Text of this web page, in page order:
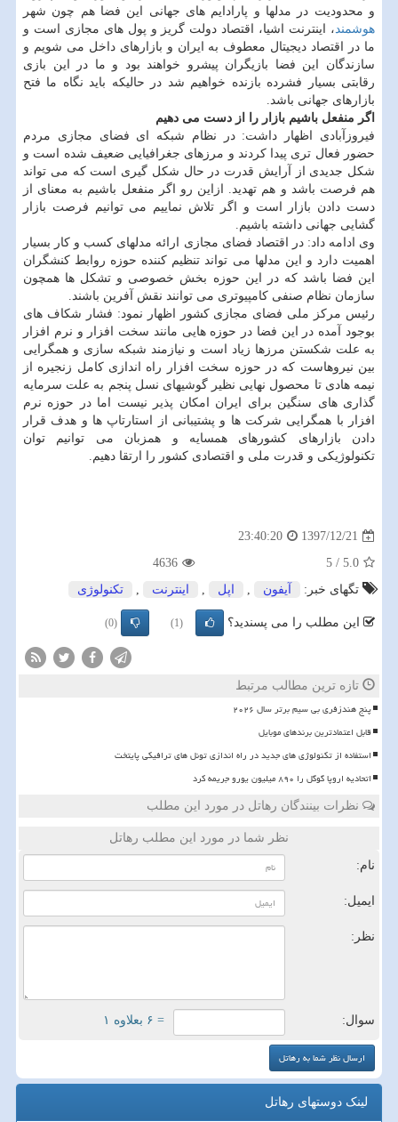
و محدودیت در مدلها و پارادایم های جهانی این فضا هم چون شهر
هوشمند ، اینترنت اشیا، اقتصاد دولت گریز و پول های مجازی است و
ما در اقتصاد دیجیتال معطوف به ایران و بازارهای داخل می شویم و
سازندگان این فضا بازیگران پیشرو خواهند بود و ما در این بازی
رقابتی بسیار فشرده بازنده خواهیم شد در حالیكه باید نگاه ما فتح
بازارهای جهانی باشد.
اگر منفعل باشیم بازار را از دست می دهیم
فیروزآبادی اظهار داشت: در نظام شبكه ای فضای مجازی مردم
حضور فعال تری پیدا كردند و مرزهای جغرافیایی ضعیف شده است و
شكل جدیدی از آرایش قدرت در حال شكل گیری است كه می تواند
هم فرصت باشد و هم تهدید. ازاین رو اگر منفعل باشیم به معنای از
دست دادن بازار است و اگر تلاش نماییم می توانیم فرصت بازار
گشایی جهانی داشته باشیم.
وی ادامه داد: در اقتصاد فضای مجازی ارائه مدلهای كسب و كار بسیار
اهمیت دارد و این مدلها می تواند تنظیم كننده حوزه روابط كنشگران
این فضا باشد كه در این حوزه بخش خصوصی و تشكل ها همچون
سازمان نظام صنفی كامپیوتری می توانند نقش آفرین باشند.
رئیس مركز ملی فضای مجازی كشور اظهار نمود: فشار شكاف های
بوجود آمده در این فضا در حوزه هایی مانند سخت افزار و نرم افزار
به علت شكستن مرزها زیاد است و نیازمند شبكه سازی و همگرایی
بین نیروهاست كه در حوزه سخت افزار راه اندازی كامل زنجیره از
نیمه هادی تا محصول نهایی نظیر گوشیهای نسل پنجم به علت سرمایه
گذاری های سنگین برای ایران امكان پذیر نیست اما در حوزه نرم
افزار با همگرایی شركت ها و پشتیبانی از استارتاپ ها و هدف قرار
دادن بازارهای كشورهای همسایه و همزبان می توانیم توان
تكنولوژیكی و قدرت ملی و اقتصادی كشور را ارتقا دهیم.
1397/12/21
23:40:20
5.0
/
5
4636
تگهای خبر:
آیفون , اپل , اینترنت , تكنولوژی
این مطلب را می پسندید؟ (1)
(0)
تازه ترین مطالب مرتبط
پنج هندزفری بی سیم برتر سال ۲۰۲۶
قابل اعتمادترین برندهای موبایل
استفاده از تکنولوژی های جدید در راه اندازی تونل های ترافیکی پایتخت
اتحادیه اروپا گوگل را ۸۹۰ میلیون یورو جریمه کرد
نظرات بینندگان رهاتل در مورد این مطلب
نظر شما در مورد این مطلب رهاتل
نام:
ایمیل:
نظر:
سوال: = ۶ بعلاوه ۱
لینک دوستهای رهاتل